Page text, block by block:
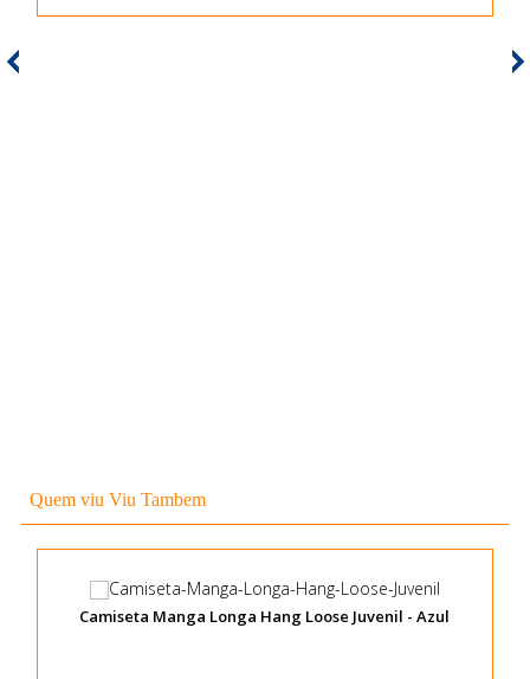
Quem viu Viu Tambem
Camiseta Manga Longa Hang Loose Juvenil - Azul